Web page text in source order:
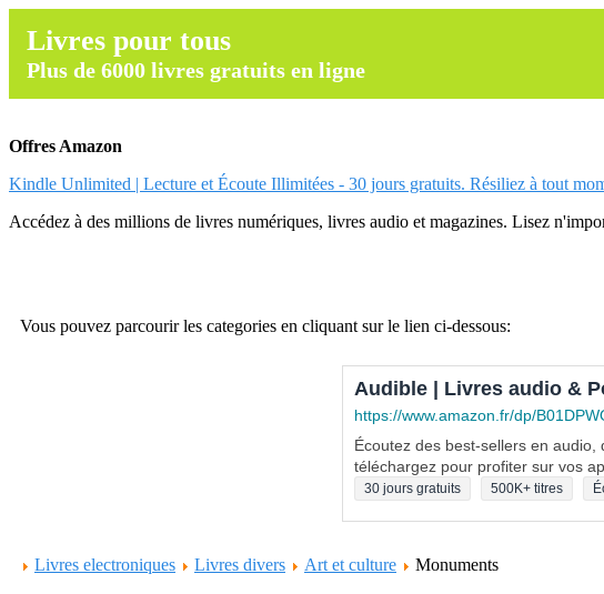
Livres pour tous
Plus de 6000 livres gratuits en ligne
Offres Amazon
Kindle Unlimited | Lecture et Écoute Illimitées - 30 jours gratuits. Résiliez à tout
Accédez à des millions de livres numériques, livres audio et magazines. Lisez
Vous pouvez parcourir les categories en cliquant sur le lien ci-dessous:
Audible | Livres audio &
https://www.amazon.fr/dp/
Écoutez des best-sellers en
téléchargez pour profiter sur vos
30 jours gratuits 500K+ titres
Livres electroniques Livres divers Art et culture Monuments